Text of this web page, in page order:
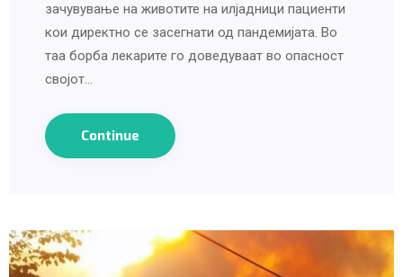
зачувување на животите на илјадници пациенти
кои директно се засегнати од пандемијата. Во
таа борба лекарите го доведуваат во опасност
својот…
Continue